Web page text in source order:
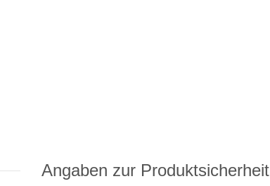
Angaben zur Produktsicherheit